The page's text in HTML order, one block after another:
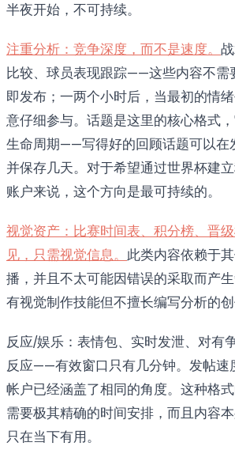
半夜开始，不可持续。
注重分析：竞争深度，而不是速度。
比较、球员表现跟踪——这些内容不需
即发布；一两个小时后，当最初的情
意仔细参与。话题是这里的核心格式
生命周期——写得好的回顾话题可以在
并保存几天。对于希望通过世界杯建
账户来说，这个方向是最可持续的。
视觉资产：比赛时间表、积分榜、晋
见，只需视觉信息。 此类内容依赖于
播，并且不太可能因错误的采取而产
有视觉制作技能但不擅长编写分析的创
反应/娱乐：表情包、实时发泄、对有
反应——有效窗口只有几分钟。发帖速
帐户已经涵盖了相同的角度。这种格
需要极其精确的时间安排，而且内容
只在当下有用。